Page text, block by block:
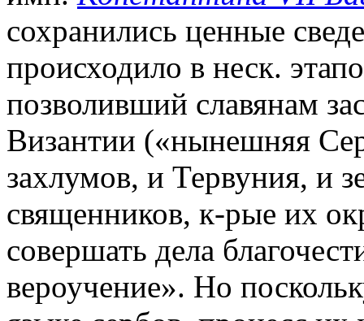
сохранились ценные
происходило в неск.
позволивший славянам
Византии («нынешняя
захлумов, и Тервуния, и
священников, к-рые их
совершать дела
вероучение». Но